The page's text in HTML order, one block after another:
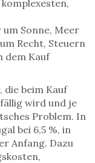
Sonne, Meer
Recht, Steuern
dem Kauf
die beim Kauf
wird und je
Problem. In
bei 6,5 %, in
Anfang. Dazu